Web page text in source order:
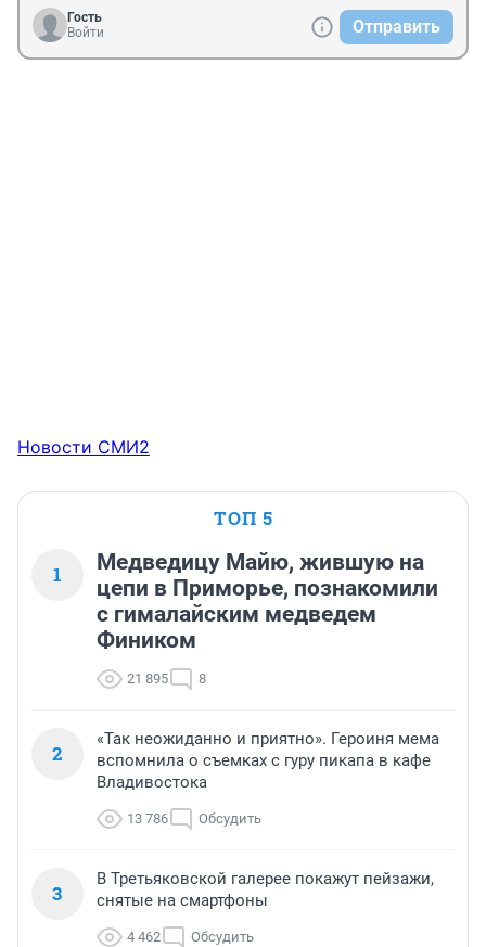
Гость
Войти
Отправить
Новости СМИ2
ТОП 5
1
Медведицу Майю, жившую на
цепи в Приморье, познакомили
с гималайским медведем
Фиником
21 895 8
2
«Так неожиданно и приятно». Героиня мема
вспомнила о съемках с гуру пикапа в кафе
Владивостока
13 786 Обсудить
3
В Третьяковской галерее покажут пейзажи,
снятые на смартфоны
4 462 Обсудить